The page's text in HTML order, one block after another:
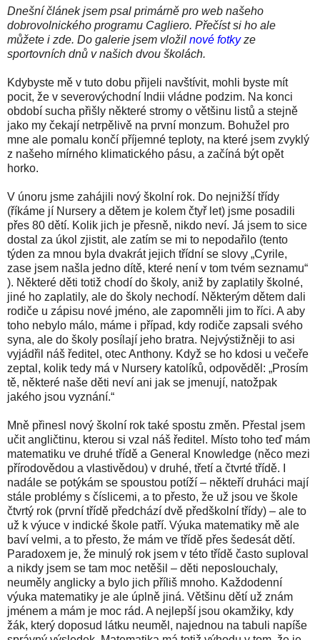
Dnešní článek jsem psal primárně pro web našeho
dobrovolnického programu Cagliero. Přečíst si ho ale
můžete i zde. Do galerie jsem vložil nové fotkyze
sportovních dnů v našich dvou školách.
Kdybyste mě v tuto dobu přijeli navštívit, mohli byste mít
pocit, že v severovýchodní Indii vládne podzim. Na konci
období sucha přišly některé stromy o většinu listů a stejně
jako my čekají netrpělivě na první monzum. Bohužel pro
mne ale pomalu končí příjemné teploty, na které jsem zvyklý
z našeho mírného klimatického pásu, a začíná být opět
horko.
V únoru jsme zahájili nový školní rok. Do nejnižší třídy
(říkáme jí Nursery a dětem je kolem čtyř let) jsme posadili
přes 80 dětí. Kolik jich je přesně, nikdo neví. Já jsem to sice
dostal za úkol zjistit, ale zatím se mi to nepodařilo (tento
týden za mnou byla dvakrát jejich třídní se slovy „Cyrile,
zase jsem našla jedno dítě, které není v tom tvém seznamu“
). Některé děti totiž chodí do školy, aniž by zaplatily školné,
jiné ho zaplatily, ale do školy nechodí. Některým dětem dali
rodiče u zápisu nové jméno, ale zapomněli jim to říci. A aby
toho nebylo málo, máme i případ, kdy rodiče zapsali svého
syna, ale do školy posílají jeho bratra. Nejvýstižněji to asi
vyjádřil náš ředitel, otec Anthony. Když se ho kdosi u večeře
zeptal, kolik tedy má v Nursery katolíků, odpověděl: „Prosím
tě, některé naše děti neví ani jak se jmenují, natožpak
jakého jsou vyznání.“
Mně přinesl nový školní rok také spostu změn. Přestal jsem
učit angličtinu, kterou si vzal náš ředitel. Místo toho teď mám
matematiku ve druhé třídě a General Knowledge (něco mezi
přírodovědou a vlastivědou) v druhé, třetí a čtvrté třídě. I
nadále se potýkám se spoustou potíží – někteří druháci mají
stále problémy s číslicemi, a to přesto, že už jsou ve škole
čtvrtý rok (první třídě předchází dvě předškolní třídy) – ale to
už k výuce v indické škole patří. Výuka matematiky mě ale
baví velmi, a to přesto, že mám ve třídě přes šedesát dětí.
Paradoxem je, že minulý rok jsem v této třídě často suploval
a nikdy jsem se tam moc netěšil – děti neposlouchaly,
neuměly anglicky a bylo jich příliš mnoho. Každodenní
výuka matematiky je ale úplně jiná. Většinu dětí už znám
jménem a mám je moc rád. A nejlepší jsou okamžiky, kdy
žák, který doposud látku neuměl, najednou na tabuli napíše